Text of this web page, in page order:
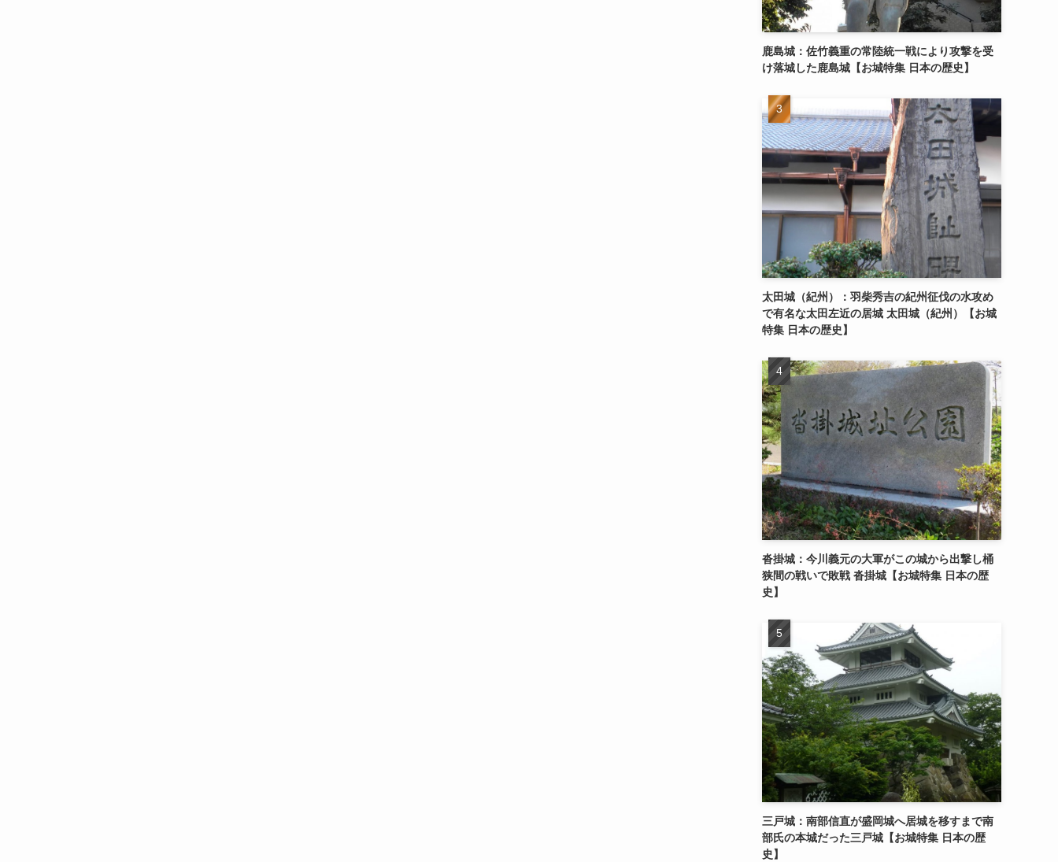
鹿島城：佐竹義重の常陸統一戦により攻撃を受
け落城した鹿島城【お城特集 日本の歴史】
太田城（紀州）：羽柴秀吉の紀州征伐の水攻め
で有名な太田左近の居城 太田城（紀州）【お城
特集 日本の歴史】
沓掛城：今川義元の大軍がこの城から出撃し桶
狭間の戦いで敗戦 沓掛城【お城特集 日本の歴
史】
三戸城：南部信直が盛岡城へ居城を移すまで南
部氏の本城だった三戸城【お城特集 日本の歴
史】